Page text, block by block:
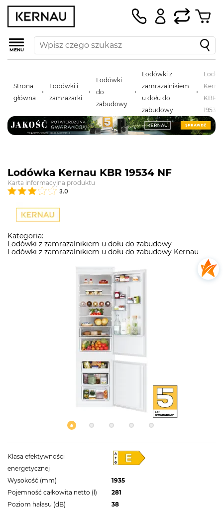
MENU
Strona
główna
Lodówki i
zamrażarki
Lodówki
do
zabudowy
Lodówki z
zamrażalnikiem
u dołu do
zabudowy
KBR
19534
Lodówka Kernau KBR 19534 NF
Karta informacyjna produktu
3.0
Kategoria:
Lodówki z zamrażalnikiem u dołu do zabudowy
Lodówki z zamrażalnikiem u dołu do zabudowy Kernau
Klasa efektywności
energetycznej
Wysokość (mm)
1935
Pojemność całkowita netto (l)
281
Poziom hałasu (dB)
38